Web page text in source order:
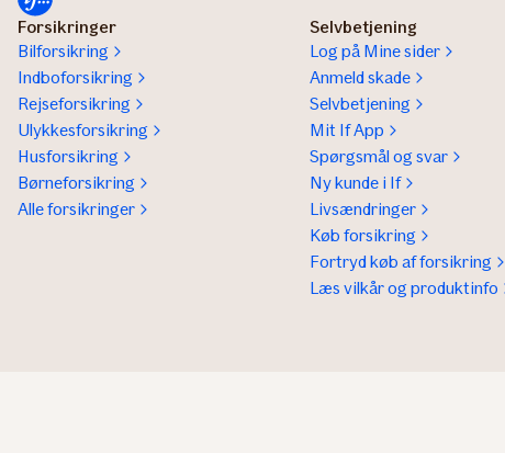
Forsikringer
Bilforsikring
Indboforsikring
Rejseforsikring
Ulykkesforsikring
Husforsikring
Børneforsikring
Alle forsikringer
Selvbetjening
Log på Mine sider
Anmeld skade
Selvbetjening
Mit If App
Spørgsmål og svar
Ny kunde i If
Livsændringer
Køb forsikring
Fortryd køb af forsikring
Læs vilkår og produktinfo